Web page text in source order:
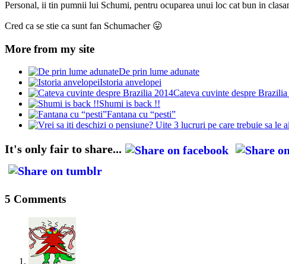
Personal, ii tin pumnii lui Schumi, pentru ocuparea unui loc cat bun in
Cred ca se stie ca sunt fan Schumacher 😛
More from my site
De prin lume adunate
Istoria anvelopei
Cateva cuvinte despre
Shumi is back !!
Fantana cu “pesti”
It's only fair to share...
5 Comments